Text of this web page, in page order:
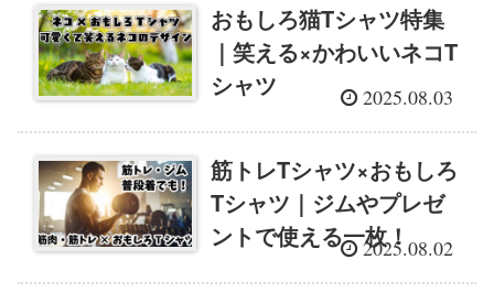
おもしろ猫Tシャツ特集
｜笑える×かわいいネコT
シャツ
2025.08.03
筋トレTシャツ×おもしろ
Tシャツ｜ジムやプレゼ
ントで使える一枚！
2025.08.02